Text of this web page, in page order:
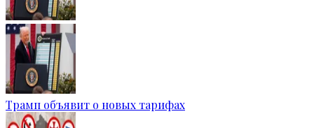
Трамп объявит о новых тарифах